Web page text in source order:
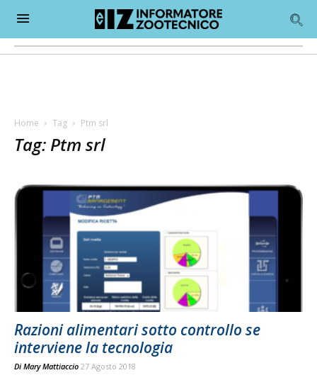
Home Tag Ptm srl
Tag: Ptm srl
Razioni alimentari sotto controllo se
interviene la tecnologia
Di Mary Mattiaccio 27 Agosto 2018